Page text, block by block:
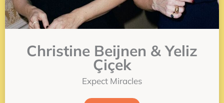
Christine Beijnen & Yeliz
Çiçek
Expect Miracles